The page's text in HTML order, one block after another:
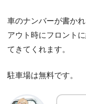
車のナンバーが書か
アウト時にフロント
てきてくれます。
駐車場は無料です。